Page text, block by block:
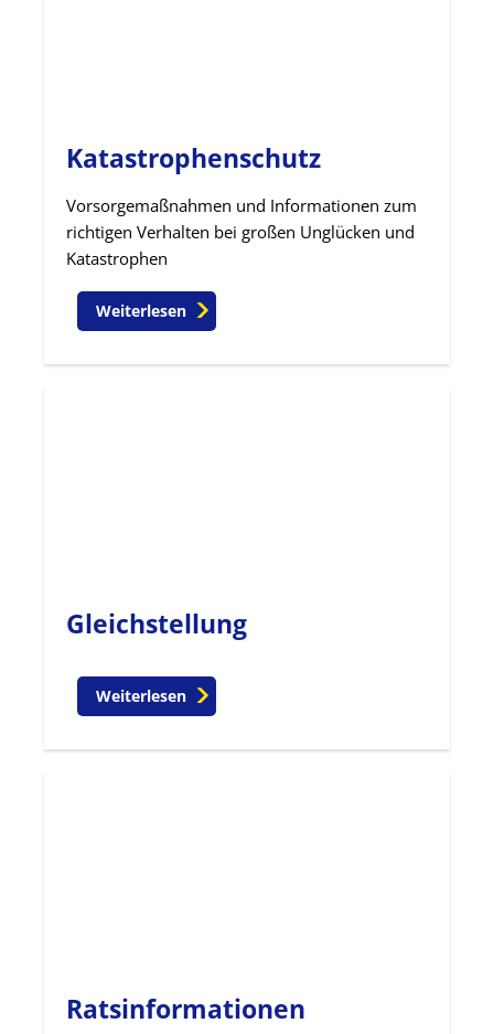
Katastrophenschutz
Vorsorgemaßnahmen und Informationen zum
richtigen Verhalten bei großen Unglücken und
Katastrophen
Weiterlesen
Gleichstellung
Weiterlesen
Ratsinformationen